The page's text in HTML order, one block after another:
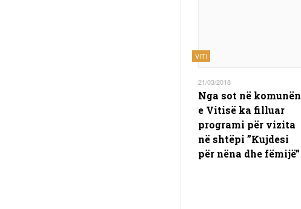
VITI
21/03/2018
Nga sot në komunën
e Vitisë ka filluar
programi për vizita
në shtëpi ”Kujdesi
për nëna dhe fëmijë”